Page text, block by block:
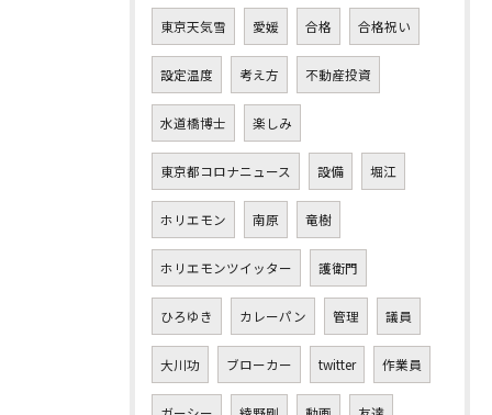
東京天気雪 愛媛 合格 合格祝い
設定温度 考え方 不動産投資
水道橋博士 楽しみ
東京都コロナニュース 設備 堀江
ホリエモン 南原 竜樹
ホリエモンツイッター 護衛門
ひろゆき カレーパン 管理 議員
大川功 ブローカー twitter 作業員